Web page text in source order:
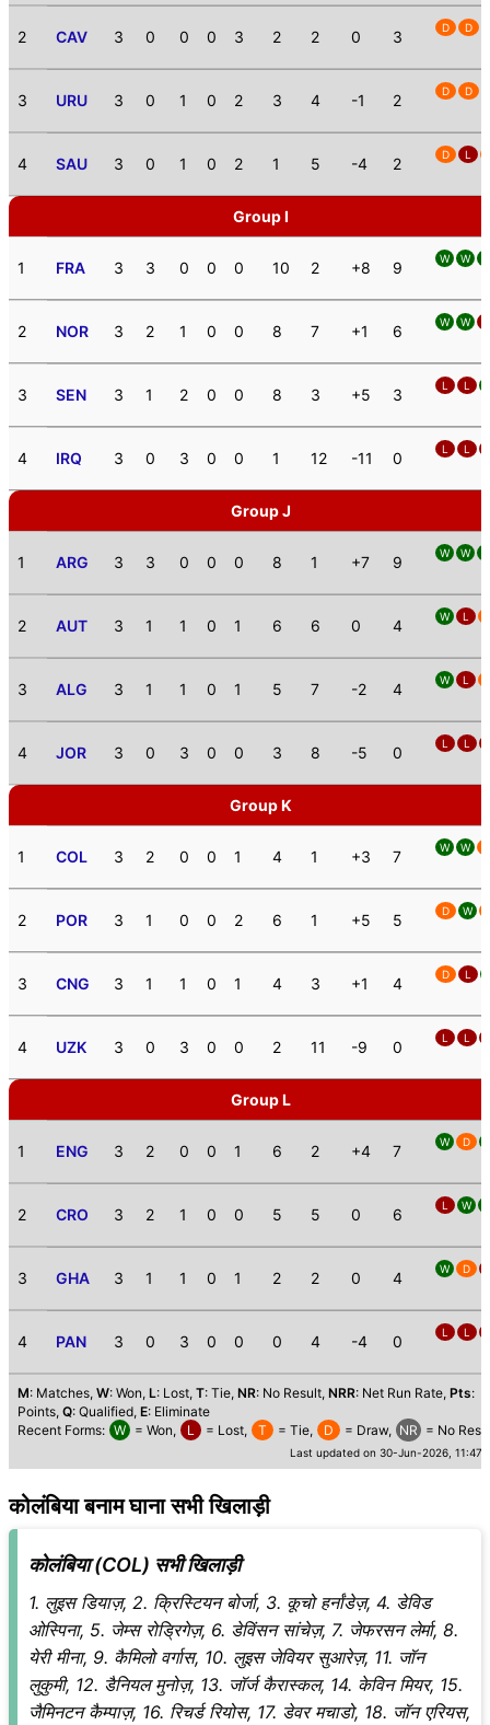
2 CAV 3 0 0 0 3 2 2 0 3 D D
3 URU 3 0 1 0 2 3 4 -1 2 D D
4 SAU 3 0 1 0 2 1 5 -4 2 D L
Group I
1 FRA 3 3 0 0 0 10 2 +8 9 W W
2 NOR 3 2 1 0 0 8 7 +1 6 W W
3 SEN 3 1 2 0 0 8 3 +5 3 L L
4 IRQ 3 0 3 0 0 1 12 -11 0 L L
Group J
1 ARG 3 3 0 0 0 8 1 +7 9 W W
2 AUT 3 1 1 0 1 6 6 0 4 W L
3 ALG 3 1 1 0 1 5 7 -2 4 W L
4 JOR 3 0 3 0 0 3 8 -5 0 L L
Group K
1 COL 3 2 0 0 1 4 1 +3 7 W W
2 POR 3 1 0 0 2 6 1 +5 5 D W
3 CNG 3 1 1 0 1 4 3 +1 4 D L
4 UZK 3 0 3 0 0 2 11 -9 0 L L
Group L
1 ENG 3 2 0 0 1 6 2 +4 7 W D
2 CRO 3 2 1 0 0 5 5 0 6 L W
3 GHA 3 1 1 0 1 2 2 0 4 W D
4 PAN 3 0 3 0 0 0 4 -4 0 L L
M: Matches, W: Won, L: Lost, T: Tie, NR: No Result, NRR: Net Run Rate, Pts:
Points, Q: Qualified, E: Eliminate
Recent Forms: W = Won, L = Lost, T = Tie, D = Draw, NR = No
Last updated on 30-Jun-2026, 11:47
कोलंबिया बनाम घाना सभी खिलाड़ी
कोलंबिया (COL) सभी खिलाड़ी
1. लुइस डियाज़, 2. क्रिस्टियन बोर्जा, 3. कूचो हर्नांडेज़, 4. डेविड
ओस्पिना, 5. जेम्स रोड्रिगेज़, 6. डेविंसन सांचेज़, 7. जेफरसन लेर्मा, 8.
येरी मीना, 9. कैमिलो वर्गास, 10. लुइस जेवियर सुआरेज़, 11. जॉन
लुकुमी, 12. डैनियल मुनोज़, 13. जॉर्ज कैरास्कल, 14. केविन मियर, 15.
जैमिनटन कैम्पाज़, 16. रिचर्ड रियोस, 17. डेवर मचाडो, 18. जॉन एरियस,